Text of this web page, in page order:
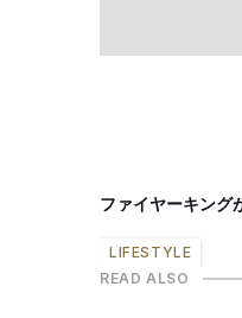
ファイヤーキン
LIFESTYLE
READ ALSO